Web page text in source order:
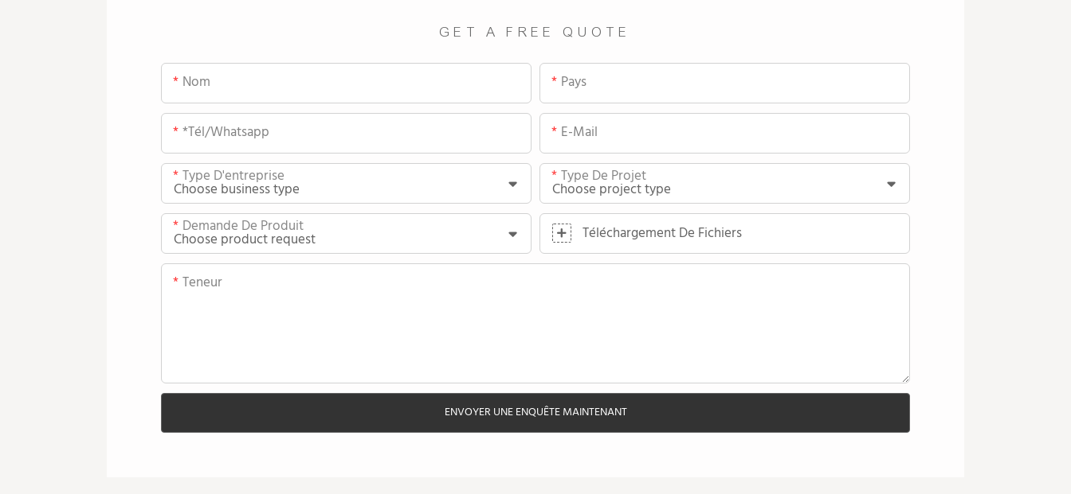
GET A FREE QUOTE
Nom Pays
*tél/whatsapp E-Mail
Type D'entreprise Type De Projet
Demande De Produit Téléchargement De Fichiers
Teneur
ENVOYER UNE ENQUÊTE MAINTENANT